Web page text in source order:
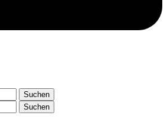
Suchen
Suchen